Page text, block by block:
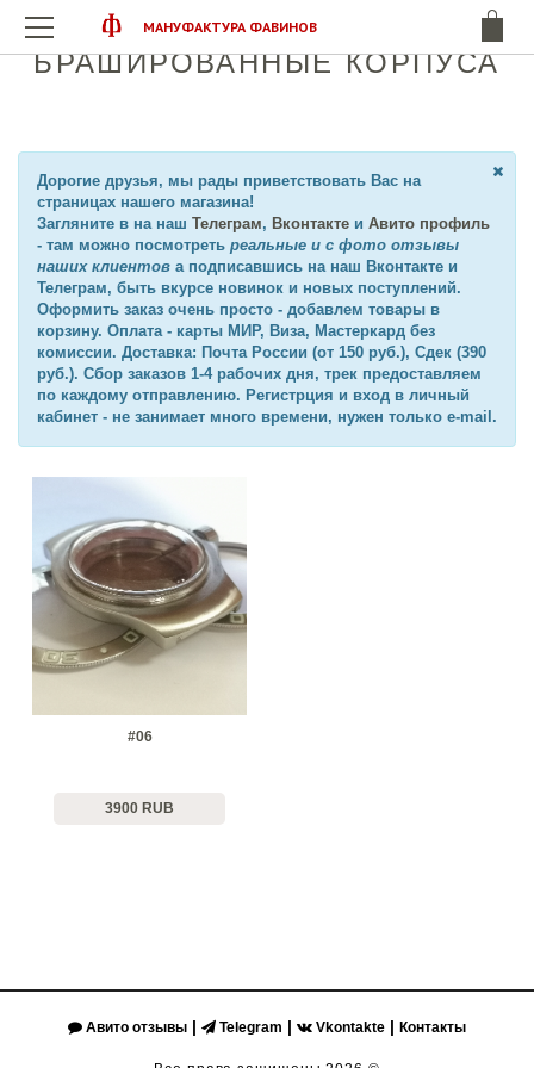
МАНУФАКТУРА ФАВИНОВ
БРАШИРОВАННЫЕ КОРПУСА
Дорогие друзья, мы рады приветствовать Вас на
страницах нашего магазина!
Загляните в на наш Телеграм, Вконтакте и Авито профиль
- там можно посмотреть реальные и с фото отзывы
наших клиентов а подписавшись на наш Вконтакте и
Телеграм, быть вкурсе новинок и новых поступлений.
Оформить заказ очень просто - добавлем товары в
корзину. Оплата - карты МИР, Виза, Мастеркард без
комиссии. Доставка: Почта России (от 150 руб.), Сдек (390
руб.). Сбор заказов 1-4 рабочих дня, трек предоставляем
по каждому отправлению. Регистрция и вход в личный
кабинет - не занимает много времени, нужен только e-mail.
#06
3900 RUB
Авито отзывы | Telegram | Vkontakte | Контакты